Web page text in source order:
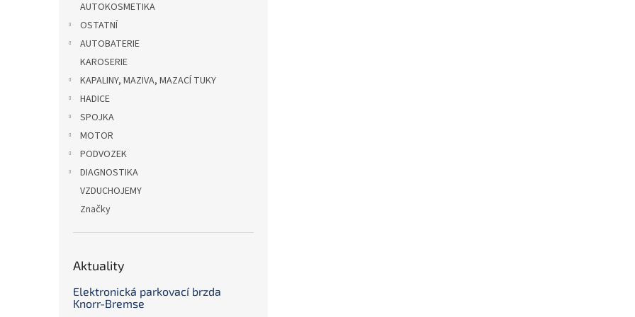
AUTOKOSMETIKA
OSTATNÍ
AUTOBATERIE
KAROSERIE
KAPALINY, MAZIVA, MAZACÍ TUKY
HADICE
SPOJKA
MOTOR
PODVOZEK
DIAGNOSTIKA
VZDUCHOJEMY
Značky
Aktuality
Elektronická parkovací brzda
Knorr-Bremse